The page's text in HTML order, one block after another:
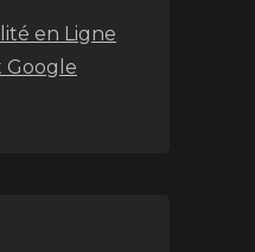
en Ligne
Google